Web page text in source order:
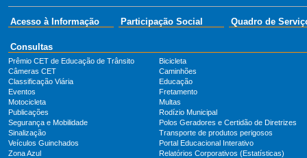
Acesso à Informação Participação Social Quadro de
Consultas
Prêmio CET de Educação de Trânsito
Bicicleta
Câmeras CET
Caminhões
Classificação Viária
Educação
Eventos
Fretamento
Motocicleta
Multas
Publicações
Rodízio Municipal
Segurança e Mobilidade
Polos Geradores e Certidão de Diretrizes
Sinalização
Transporte de produtos perigosos
Veículos Guinchados
Portal Educacional Interativo
Zona Azul
Relatórios Corporativos (Estatísticas)